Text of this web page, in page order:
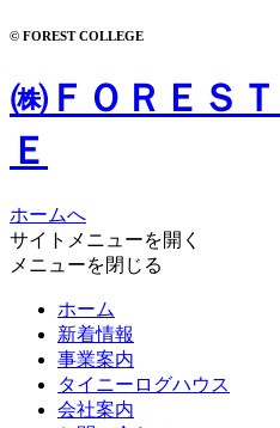
© FOREST COLLEGE
㈱ＦＯＲＥＳ
Ｅ
ホームへ
サイトメニューを開く
メニューを閉じる
ホーム
新着情報
事業案内
タイニーログハウス
会社案内